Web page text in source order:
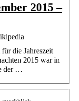
2015 –
die Jahreszeit
2015 war in
der …